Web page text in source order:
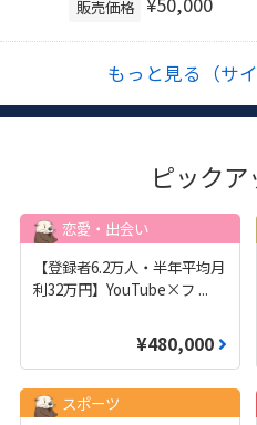
販売価格
もっと見る（サ
ピック
恋愛・出会い
【登録者6.2万人・半年平均月
利32万円】YouTube×フ ...
¥480,000
スポーツ